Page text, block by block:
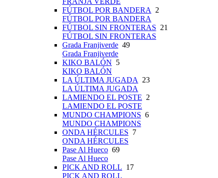
FÚTBOL POR BANDERA
2
FÚTBOL POR BANDERA
FÚTBOL SIN FRONTERAS 21
FÚTBOL SIN FRONTERAS
Grada Franjiverde 49
Grada Franjiverde
KIKO BALÓN 5
KIKO BALÓN
LA ÚLTIMA JUGADA
23
LA ÚLTIMA JUGADA
LAMIENDO EL POSTE 2
LAMIENDO EL POSTE
MUNDO CHAMPIONS 6
MUNDO CHAMPIONS
ONDA HÉRCULES 7
ONDA HÉRCULES
Pase Al Hueco 69
Pase Al Hueco
PICK AND ROLL 17
PICK AND ROLL